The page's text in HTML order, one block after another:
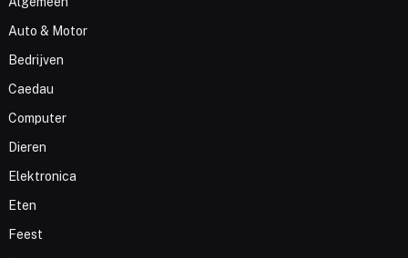
Auto & Motor
Bedrijven
Caedau
Computer
Dieren
Elektronica
Eten
Feest